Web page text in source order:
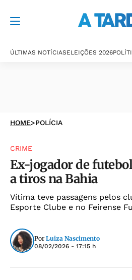
ÚLTIMAS NOTÍCIASELEIÇÕES 2026
HOME>POLÍCIA
CRIME
Ex-jogador de
a tiros na Bahia
Vítima teve passagens pelos
Esporte Clube e no Feirense
Por Luiza Nascimento
08/02/2026 - 17:15 h